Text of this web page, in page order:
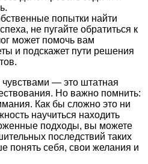
попытки найти
не пугайте обратиться к
может помочь вам
и подскажет пути решения
— это штатная
Но важно помнить:
Как бы сложно это ни
научиться находить
подходы, вы можете
последствий таких
понять себя, свои желания и